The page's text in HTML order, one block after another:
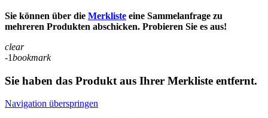
Sie können über die Merkliste eine Sammelanfrage zu
mehreren Produkten abschicken. Probieren Sie es aus!
clear
-1bookmark
Sie haben das Produkt aus Ihrer Merkliste entfernt.
Navigation überspringen